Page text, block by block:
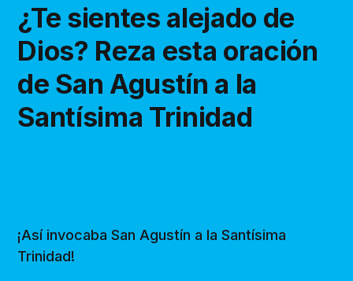
¿Te sientes alejado de
Dios? Reza esta oración
de San Agustín a la
Santísima Trinidad
¡Así invocaba San Agustín a la Santísima
Trinidad!